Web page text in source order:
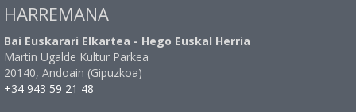
HARREMANA
Bai Euskarari Elkartea - Hego Euskal Herria
Martin Ugalde Kultur Parkea
20140, Andoain (Gipuzkoa)
+34 943 59 21 48